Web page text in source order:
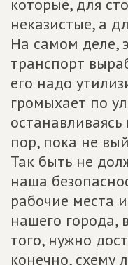
которые, для
неказистые, а
На самом деле,
транспорт
его надо
громыхает по
пор, пока не
Так быть не
наша
рабочие места
нашего города,
того, нужно
конечно, схему